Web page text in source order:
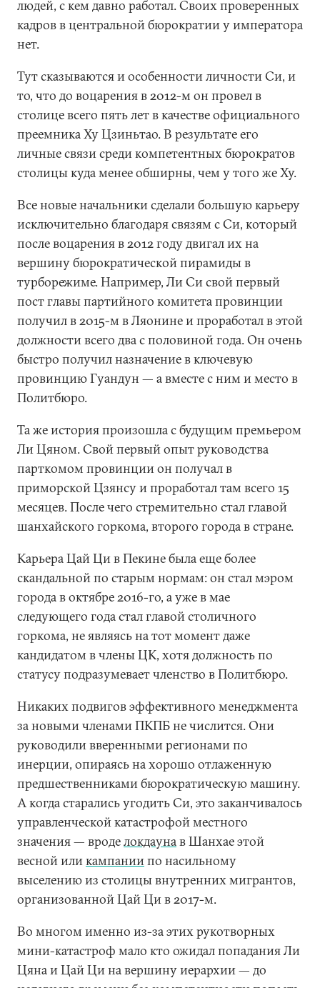
людей, с кем давно работал. Своих проверенных
кадров в центральной бюрократии у императора
нет.
Тут сказываются и особенности личности Си, и
то, что до воцарения в 2012-м он провел в
столице всего пять лет в качестве официального
преемника Ху Цзиньтао. В результате его
личные связи среди компетентных бюрократов
столицы куда менее обширны, чем у того же Ху.
Все новые начальники сделали большую карьеру
исключительно благодаря связям с Си, который
после воцарения в 2012 году двигал их на
вершину бюрократической пирамиды в
турборежиме. Например, Ли Си свой первый
пост главы партийного комитета провинции
получил в 2015-м в Ляонине и проработал в этой
должности всего два с половиной года. Он очень
быстро получил назначение в ключевую
провинцию Гуандун — а вместе с ним и место в
Политбюро.
Та же история произошла с будущим премьером
Ли Цяном. Свой первый опыт руководства
парткомом провинции он получал в
приморской Цзянсу и проработал там всего 15
месяцев. После чего стремительно стал главой
шанхайского горкома, второго города в стране.
Карьера Цай Ци в Пекине была еще более
скандальной по старым нормам: он стал мэром
города в октябре 2016-го, а уже в мае
следующего года стал главой столичного
горкома, не являясь на тот момент даже
кандидатом в члены ЦК, хотя должность по
статусу подразумевает членство в Политбюро.
Никаких подвигов эффективного менеджмента
за новыми членами ПКПБ не числится. Они
руководили вверенными регионами по
инерции, опираясь на хорошо отлаженную
предшественниками бюрократическую машину.
А когда старались угодить Си, это заканчивалось
управленческой катастрофой местного
значения — вроделокдаунав Шанхае этой
весной иликампаниипо насильному
выселению из столицы внутренних мигрантов,
организованной Цай Ци в 2017-м.
Во многом именно из-за этих рукотворных
мини-катастроф мало кто ожидал попадания Ли
Цяна и Цай Ци на вершину иерархии — до